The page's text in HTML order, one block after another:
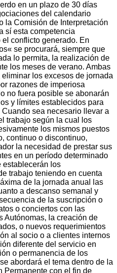
en un plazo de 30 días
del calendario
la Comisión de Interpretación
sí esta competencia
conflicto generado. En
se procurará, siempre que
lo permita, la realización de
los meses de verano. Ambas
los excesos de jornada
razones de imperiosa
no fuera posible se abonarán
y límites establecidos para
sea necesario llevar a
trabajo según la cual los
los mismos puestos
continuo o discontinuo,
la necesidad de prestar sus
en un período determinado
establecerán los
trabajo teniendo en cuenta
de la jornada anual las
a descanso semanal y
de la suscripción o
o conciertos con las
Autónomas, la creación de
o nuevos requerimientos
al socio o a clientes internos
diferente del servicio en
o permanencia de los
abordará el tema dentro de la
Permanente con el fin de